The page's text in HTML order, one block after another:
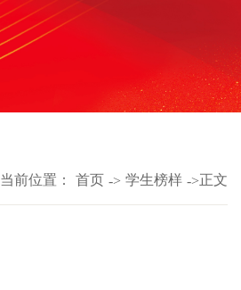
当前位置： 首页 -> 学生榜样 ->正文